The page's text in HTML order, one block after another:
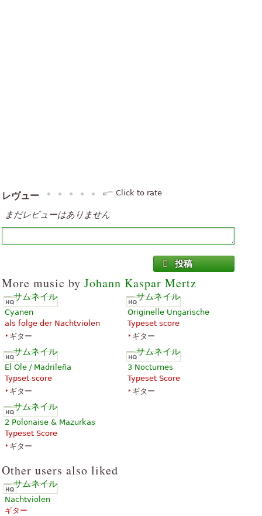
レヴュー Click to rate
まだレビューはありません
投稿
More music by Johann Kaspar Mertz
Cyanen
als folge der Nachtviolen
ギター
Originelle Ungarische
Typeset score
ギター
El Ole / Madrileña
Typset score
ギター
3 Nocturnes
Typeset Score
ギター
2 Polonaise & Mazurkas
Typeset Score
ギター
Other users also liked
Nachtviolen
ギター